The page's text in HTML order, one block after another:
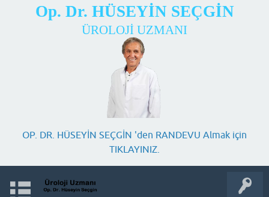
Op. Dr. HÜSEYİN SEÇGİN
ÜROLOJİ UZMANI
OP. DR. HÜSEYİN SEÇGİN 'den RANDEVU Almak için
TIKLAYINIZ.